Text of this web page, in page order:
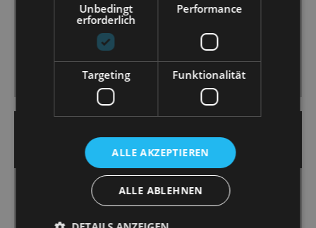
Idee der „Hollywood Harmonists“, sieben männliche
Chorgesang à la Comedian Harmonists bieten und
witzig choreografierte Bewegungsabläufe, die man
sich gern anschaut.
DRESDNER MORGENPOST
Einsame Diva
Unbedingt
erforderlich
Performance
Targeting Funktionalität
ALLE AKZEPTIEREN
ALLE ABLEHNEN